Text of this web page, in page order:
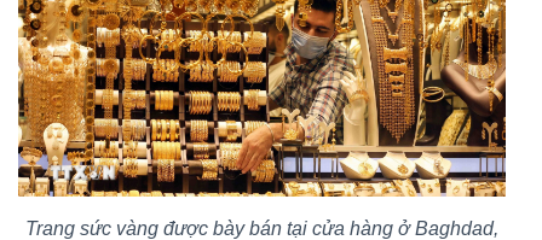
Trang sức vàng được bày bán tại cửa hàng ở Baghdad,